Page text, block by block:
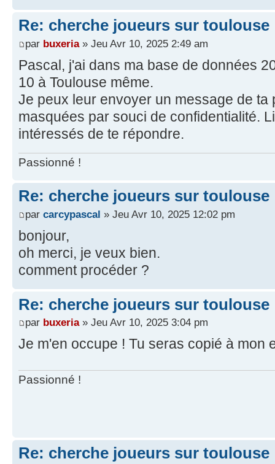
Re: cherche joueurs sur toulouse
par buxeria» Jeu Avr 10, 2025 2:49 am
Pascal, j'ai dans ma base de données
10 à Toulouse même.
Je peux leur envoyer un message de
masquées par souci de confidentialité.
intéressés de te répondre.
Passionné !
Re: cherche joueurs sur toulouse
par carcypascal » Jeu Avr 10, 2025 12:02 pm
bonjour,
oh merci, je veux bien.
comment procéder ?
Re: cherche joueurs sur toulouse
par buxeria» Jeu Avr 10, 2025 3:04 pm
Je m'en occupe ! Tu seras copié à mon
Passionné !
Re: cherche joueurs sur toulouse